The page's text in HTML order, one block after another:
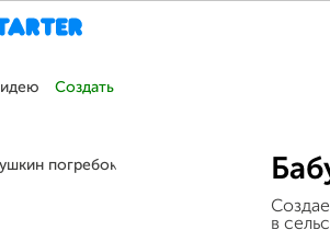
идею Создать
в